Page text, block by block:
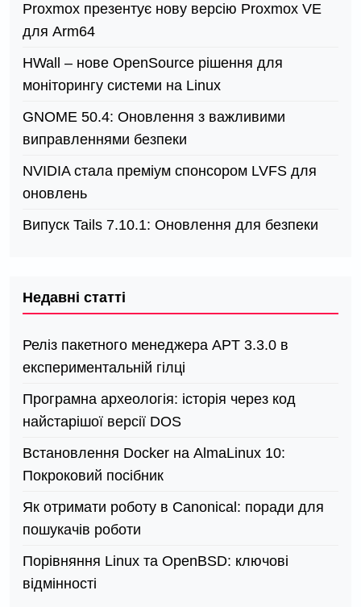
Proxmox презентує нову версію Proxmox VE
для Arm64
HWall – нове OpenSource рішення для
моніторингу системи на Linux
GNOME 50.4: Оновлення з важливими
виправленнями безпеки
NVIDIA стала преміум спонсором LVFS для
оновлень
Випуск Tails 7.10.1: Оновлення для безпеки
Недавні статті
Реліз пакетного менеджера APT 3.3.0 в
експериментальній гілці
Програмна археологія: історія через код
найстарішої версії DOS
Встановлення Docker на AlmaLinux 10:
Покроковий посібник
Як отримати роботу в Canonical: поради для
пошукачів роботи
Порівняння Linux та OpenBSD: ключові
відмінності